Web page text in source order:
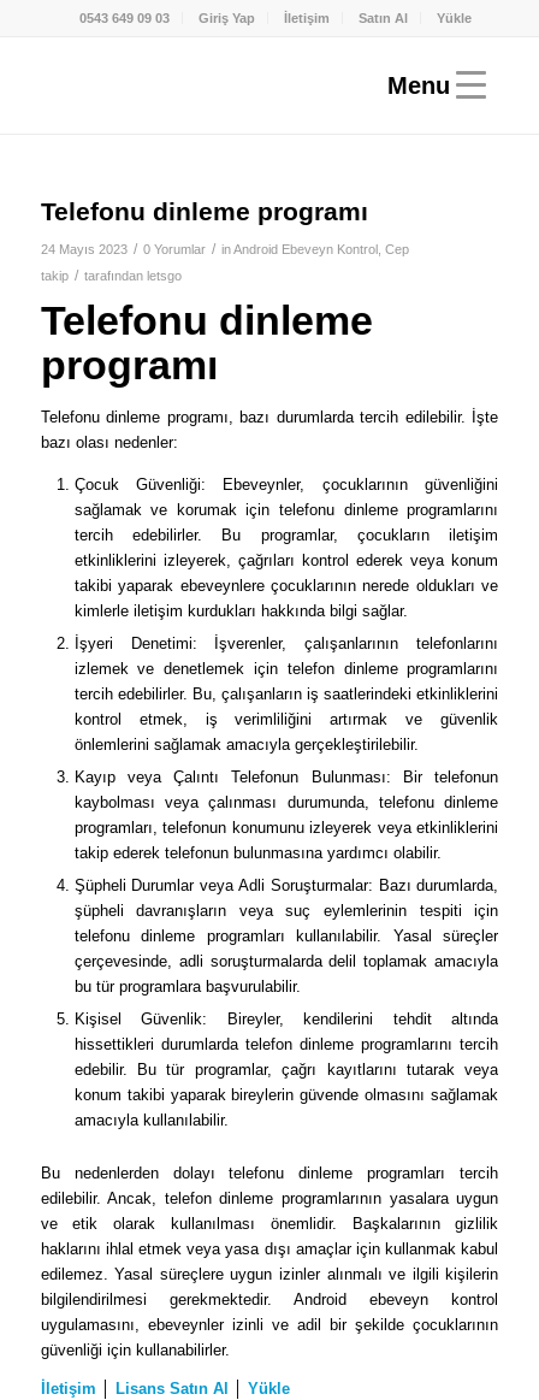
0543 649 09 03 Giriş Yap İletişim Satın Al Yükle
Telefonu dinleme programı
24 Mayıs 2023 / 0 Yorumlar / inAndroid Ebeveyn Kontrol, Cep
takip / tarafından letsgo
Telefonu dinleme
programı
Telefonu dinleme programı, bazı durumlarda tercih edilebilir. İşte
bazı olası nedenler:
Çocuk Güvenliği: Ebeveynler, çocuklarının güvenliğini
sağlamak ve korumak için telefonu dinleme programlarını
tercih edebilirler. Bu programlar, çocukların iletişim
etkinliklerini izleyerek, çağrıları kontrol ederek veya konum
takibi yaparak ebeveynlere çocuklarının nerede oldukları ve
kimlerle iletişim kurdukları hakkında bilgi sağlar.
İşyeri Denetimi: İşverenler, çalışanlarının telefonlarını
izlemek ve denetlemek için telefon dinleme programlarını
tercih edebilirler. Bu, çalışanların iş saatlerindeki etkinliklerini
kontrol etmek, iş verimliliğini artırmak ve güvenlik
önlemlerini sağlamak amacıyla gerçekleştirilebilir.
Kayıp veya Çalıntı Telefonun Bulunması: Bir telefonun
kaybolması veya çalınması durumunda, telefonu dinleme
programları, telefonun konumunu izleyerek veya etkinliklerini
takip ederek telefonun bulunmasına yardımcı olabilir.
Şüpheli Durumlar veya Adli Soruşturmalar: Bazı durumlarda,
şüpheli davranışların veya suç eylemlerinin tespiti için
telefonu dinleme programları kullanılabilir. Yasal süreçler
çerçevesinde, adli soruşturmalarda delil toplamak amacıyla
bu tür programlara başvurulabilir.
Kişisel Güvenlik: Bireyler, kendilerini tehdit altında
hissettikleri durumlarda telefon dinleme programlarını tercih
edebilir. Bu tür programlar, çağrı kayıtlarını tutarak veya
konum takibi yaparak bireylerin güvende olmasını sağlamak
amacıyla kullanılabilir.
Bu nedenlerden dolayı telefonu dinleme programları tercih
edilebilir. Ancak, telefon dinleme programlarının yasalara uygun
ve etik olarak kullanılması önemlidir. Başkalarının gizlilik
haklarını ihlal etmek veya yasa dışı amaçlar için kullanmak kabul
edilemez. Yasal süreçlere uygun izinler alınmalı ve ilgili kişilerin
bilgilendirilmesi gerekmektedir. Android ebeveyn kontrol
uygulamasını, ebeveynler izinli ve adil bir şekilde çocuklarının
güvenliği için kullanabilirler.
İletişim Lisans Satın Al Yükle